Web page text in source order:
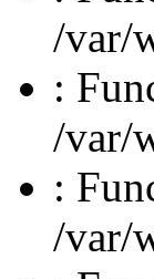
/var/
:
/var/
:
/var/